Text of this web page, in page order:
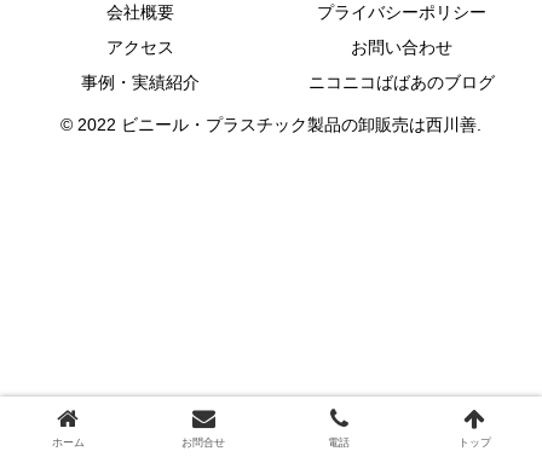
会社概要
プライバシーポリシー
アクセス
お問い合わせ
事例・実績紹介
ニコニコばばあのブログ
© 2022 ビニール・プラスチック製品の卸販売は西川善.
ホーム お問合せ 電話 トップ